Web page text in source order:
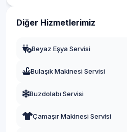
Diğer Hizmetlerimiz
Beyaz Eşya Servisi
Bulaşık Makinesi Servisi
Buzdolabı Servisi
Çamaşır Makinesi Servisi